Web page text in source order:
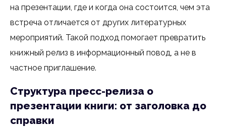
на презентации, где и когда она состоится, чем эта
встреча отличается от других литературных
мероприятий. Такой подход помогает превратить
книжный релиз в информационный повод, а не в
частное приглашение.
Структура пресс-релиза о
презентации книги: от заголовка до
справки